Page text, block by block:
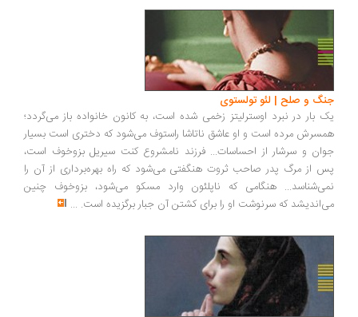
جنگ و صلح | لئو تولستوی
یک بار در نبرد اوسترلیتز زخمی شده است، ‌به کانون خانواده باز می‌گردد؛
همسرش مرده است و او عاشق ناتاشا راستوف می‌شود که دختری است بسیار
جوان و سرشار از احساسات... فرزند نامشروع کنت سیریل بزوخوف است،‌
پس از مرگ پدر صاحب ثروت هنگفتی می‌شود که راه بهره‌برداری از آن را
نمی‌شناسد... هنگامی که ناپلئون وارد مسکو می‌شود، بزوخوف چنین
می‌اندیشد که سرنوشت او را برای کشتن آن جبار برگزیده است. ...